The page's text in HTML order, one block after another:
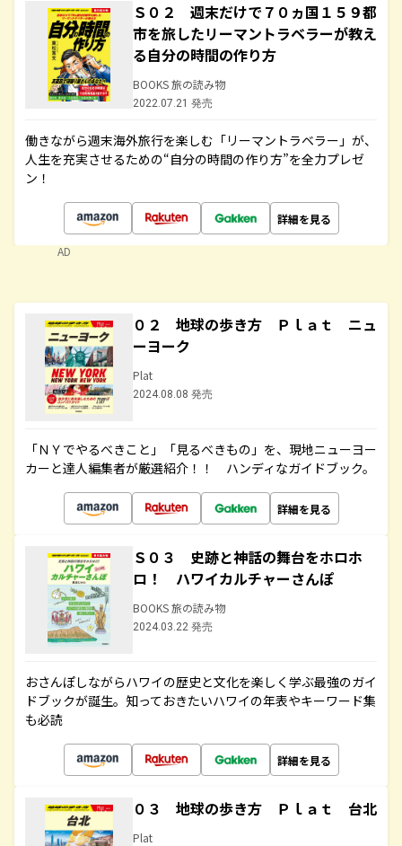
Ｓ０２ 週末だけで７０ヵ国１５９都
市を旅したリーマントラベラーが教え
る自分の時間の作り方
BOOKS 旅の読み物
2022.07.21 発売
働きながら週末海外旅行を楽しむ「リーマントラベラー」が、
人生を充実させるための“自分の時間の作り方”を全力プレゼ
ン！
詳細を見る
AD
０２ 地球の歩き方 Ｐｌａｔ ニュ
ーヨーク
Plat
2024.08.08 発売
「ＮＹでやるべきこと」「見るべきもの」を、現地ニューヨー
カーと達人編集者が厳選紹介！！ ハンディなガイドブック。
詳細を見る
Ｓ０３ 史跡と神話の舞台をホロホ
ロ！ ハワイカルチャーさんぽ
BOOKS 旅の読み物
2024.03.22 発売
おさんぽしながらハワイの歴史と文化を楽しく学ぶ最強のガイ
ドブックが誕生。知っておきたいハワイの年表やキーワード集
も必読
詳細を見る
０３ 地球の歩き方 Ｐｌａｔ 台北
Plat